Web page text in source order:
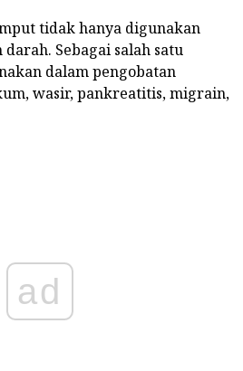
tidak hanya digunakan
Sebagai salah satu
dalam pengobatan
wasir, pankreatitis, migrain,
ad